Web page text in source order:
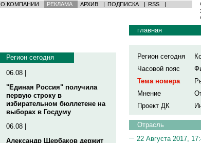
О КОМПАНИИ РЕКЛАМА АРХИВ | ПОДПИСКА | RSS |
Регион сегодня
06.08 |
"Единая Россия" получила
первую строку в
избирательном бюллетене на
выборах в Госдуму
06.08 |
Александр Щербаков держит
главная
Регион сегодня
Часовой пояс
Тема номера
Мнение
Проект ДК
Отрасль
22 Августа 2017,